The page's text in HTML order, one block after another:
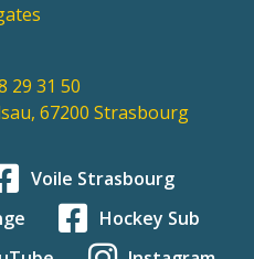
29 31 50
67200 Strasbourg
Voile Strasbourg
Hockey Sub